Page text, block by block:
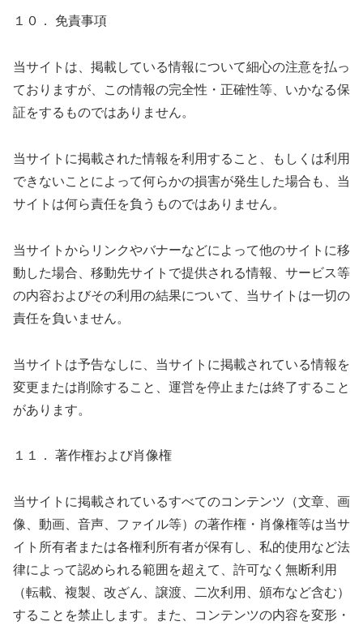
１０． 免責事項
当サイトは、掲載している情報について細心の注意を払っ
ておりますが、この情報の完全性・正確性等、いかなる保
証をするものではありません。
当サイトに掲載された情報を利用すること、もしくは利用
できないことによって何らかの損害が発生した場合も、当
サイトは何ら責任を負うものではありません。
当サイトからリンクやバナーなどによって他のサイトに移
動した場合、移動先サイトで提供される情報、サービス等
の内容およびその利用の結果について、当サイトは一切の
責任を負いません。
当サイトは予告なしに、当サイトに掲載されている情報を
変更または削除すること、運営を停止または終了すること
があります。
１１． 著作権および肖像権
当サイトに掲載されているすべてのコンテンツ（文章、画
像、動画、音声、ファイル等）の著作権・肖像権等は当サ
イト所有者または各権利所有者が保有し、私的使用など法
律によって認められる範囲を超えて、許可なく無断利用
（転載、複製、改ざん、譲渡、二次利用、頒布など含む）
することを禁止します。また、コンテンツの内容を変形・